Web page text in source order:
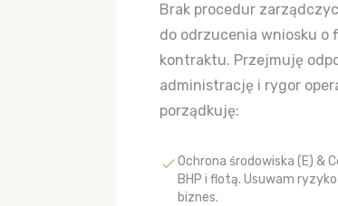
Brak procedur
do odrzucenia wniosku
kontraktu. Przejmuję
administrację i rygor
porządkuję:
Ochrona środowiska (E) &
BHP i flotą. Usuwam
biznes.